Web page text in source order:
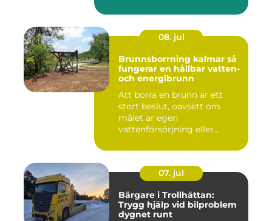
08. jul
Brunnsborrning kalmar så
fungerar en hållbar vatten-
och energibrunn
Att borra en brunn är ett
stort beslut, oavsett om
målet är egen
vattenförsörjning eller
07. jul
Bärgare i Trollhättan:
Trygg hjälp vid bilproblem
dygnet runt